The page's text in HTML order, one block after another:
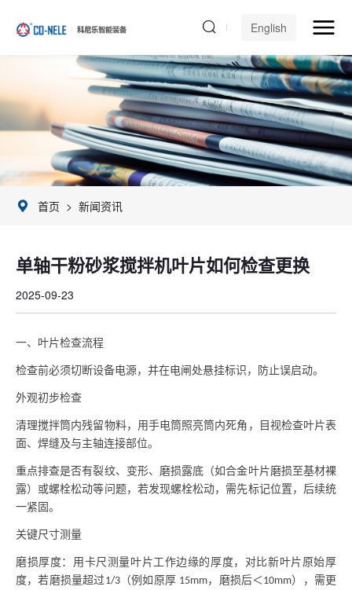
English
首页 > 新闻资讯
单轴干粉砂浆搅拌机叶片如何检查更换
2025-09-23
一、叶片检查流程
检查前必须切断设备电源，并在电闸处悬挂标识，防止误启动。
外观初步检查
清理搅拌筒内残留物料，用手电筒照亮筒内死角，目视检查叶片表
面、焊缝及与主轴连接部位。
重点排查是否有裂纹、变形、磨损露底（如合金叶片磨损至基材裸
露）或螺栓松动等问题，若发现螺栓松动，需先标记位置，后续统
一紧固。
关键尺寸测量
磨损厚度：用卡尺测量叶片工作边缘的厚度，对比新叶片原始厚
度，若磨损量超过 1/3（例如原厚 15mm，磨损后＜10mm），需更